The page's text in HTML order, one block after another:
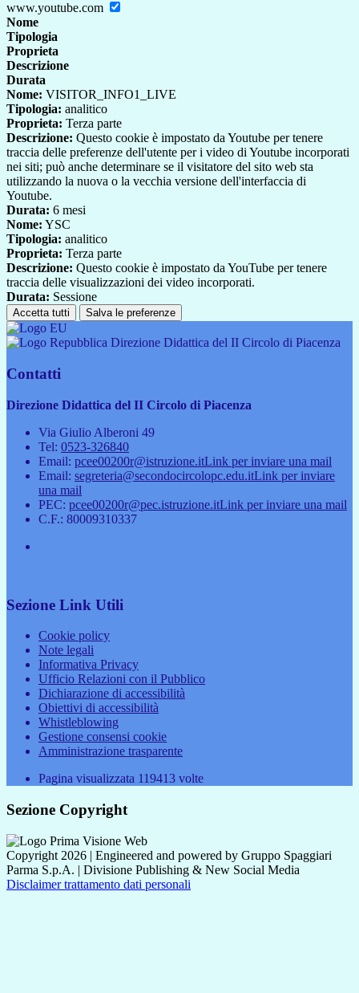
www.youtube.com
Nome
Tipologia
Proprieta
Descrizione
Durata
Nome: VISITOR_INFO1_LIVE
Tipologia: analitico
Proprieta: Terza parte
Descrizione: Questo cookie è impostato da Youtube per tenere
traccia delle preferenze dell'utente per i video di Youtube incorporati
nei siti; può anche determinare se il visitatore del sito web sta
utilizzando la nuova o la vecchia versione dell'interfaccia di
Youtube.
Durata: 6 mesi
Nome: YSC
Tipologia: analitico
Proprieta: Terza parte
Descrizione: Questo cookie è impostato da YouTube per tenere
traccia delle visualizzazioni dei video incorporati.
Durata: Sessione
Accetta tutti Salva le preferenze
Direzione Didattica del II Circolo di Piacenza
Contatti
Direzione Didattica del II Circolo di Piacenza
Via Giulio Alberoni 49
Tel: 0523-326840
Email: pcee00200r@istruzione.itLink per inviare una mail
Email: segreteria@secondocircolopc.edu.itLink per inviare
una mail
PEC: pcee00200r@pec.istruzione.itLink per inviare una mail
C.F.: 80009310337
Sezione Link Utili
Cookie policy
Note legali
Informativa Privacy
Ufficio Relazioni con il Pubblico
Dichiarazione di accessibilità
Obiettivi di accessibilità
Whistleblowing
Gestione consensi cookie
Amministrazione trasparente
Pagina visualizzata 119413 volte
Sezione Copyright
Copyright 2026 | Engineered and powered by Gruppo Spaggiari
Parma S.p.A. | Divisione Publishing & New Social Media
Disclaimer trattamento dati personali